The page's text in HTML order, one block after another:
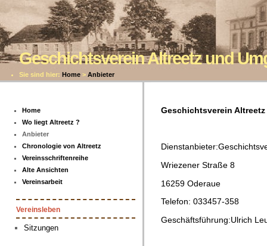
Geschichtsverein Altreetz und
Sie sind hier: Home > Anbieter
Home
Wo liegt Altreetz ?
Anbieter
Chronologie von Altreetz
Vereinsschriftenreihe
Alte Ansichten
Vereinsarbeit
Vereinsleben
Sitzungen
Geschichtsverein
Wriezener Straße 8
16259 Oderaue
Telefon: 033457-358
Geschäftsführung:Ulrich